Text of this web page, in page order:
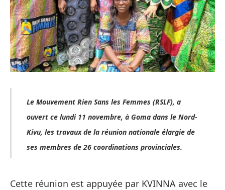
Le Mouvement Rien Sans les Femmes (RSLF), a
ouvert ce lundi 11 novembre, à Goma dans le Nord-
Kivu, les travaux de la réunion nationale élargie de
ses membres de 26 coordinations provinciales.
Cette réunion est appuyée par KVINNA avec le